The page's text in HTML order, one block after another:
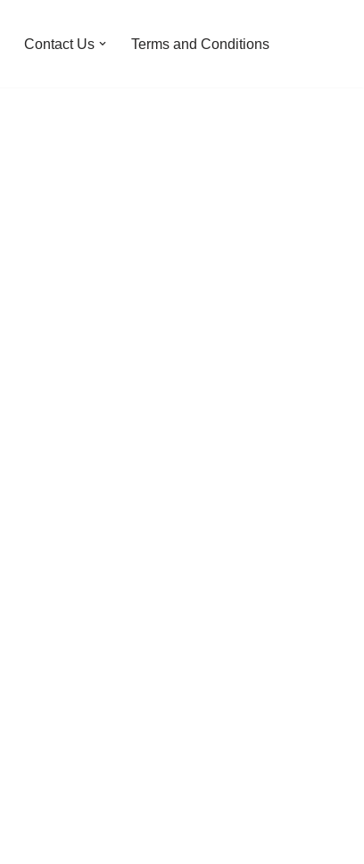
Contact Us Terms and Conditions